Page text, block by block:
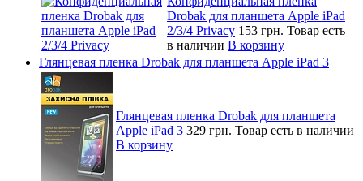
Drobak для планшета Apple iPad
2/3/4 Privacy 153 грн. Товар есть
в наличии В корзину
Глянцевая пленка Drobak для планшета Apple iPad 3
Глянцевая пленка Drobak для планшета
Apple iPad 3 329 грн. Товар есть в наличии
В корзину